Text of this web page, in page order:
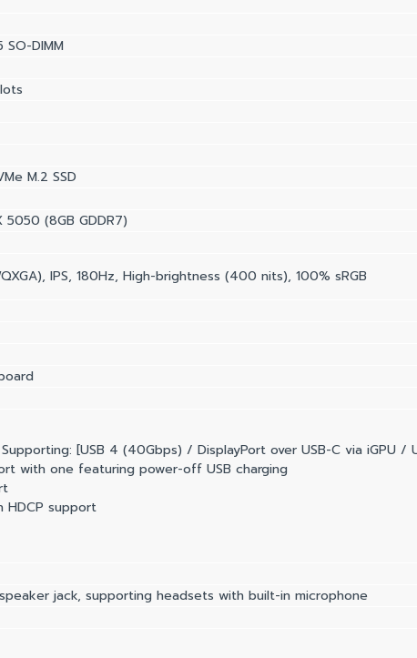
SO-DIMM
M.2 SSD
5050 (8GB GDDR7)
IPS, 180Hz, High-brightness (400 nits), 100% sRGB
[USB 4 (40Gbps) / DisplayPort over USB-C via iGPU /
with one featuring power-off USB charging
HDCP support
jack, supporting headsets with built-in microphone